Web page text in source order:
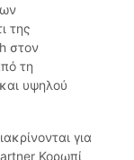
της
στον
τη
υψηλού
για
Κορωπί